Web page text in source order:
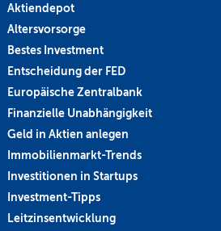
Aktiendepot
Altersvorsorge
Bestes Investment
Entscheidung der FED
Europäische Zentralbank
Finanzielle Unabhängigkeit
Geld in Aktien anlegen
Immobilienmarkt-Trends
Investitionen in Startups
Investment-Tipps
Leitzinsentwicklung